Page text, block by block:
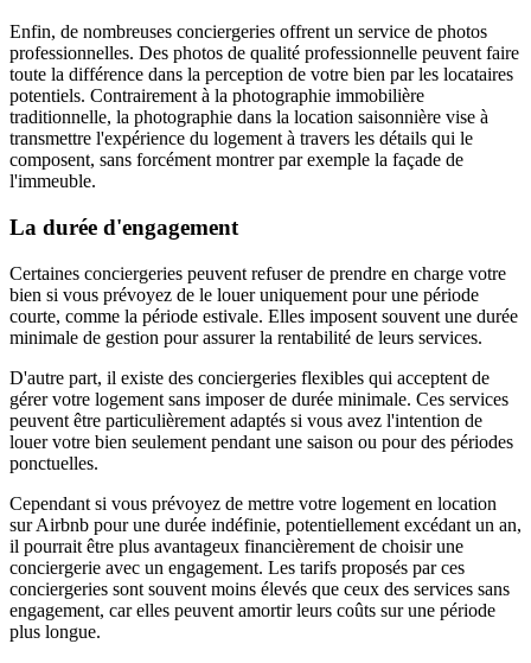
Enfin, de nombreuses conciergeries offrent un service de photos
professionnelles. Des photos de qualité professionnelle peuvent faire
toute la différence dans la perception de votre bien par les locataires
potentiels. Contrairement à la photographie immobilière
traditionnelle, la photographie dans la location saisonnière vise à
transmettre l'expérience du logement à travers les détails qui le
composent, sans forcément montrer par exemple la façade de
l'immeuble.
La durée d'engagement
Certaines conciergeries peuvent refuser de prendre en charge votre
bien si vous prévoyez de le louer uniquement pour une période
courte, comme la période estivale. Elles imposent souvent une durée
minimale de gestion pour assurer la rentabilité de leurs services.
D'autre part, il existe des conciergeries flexibles qui acceptent de
gérer votre logement sans imposer de durée minimale. Ces services
peuvent être particulièrement adaptés si vous avez l'intention de
louer votre bien seulement pendant une saison ou pour des périodes
ponctuelles.
Cependant si vous prévoyez de mettre votre logement en location
sur Airbnb pour une durée indéfinie, potentiellement excédant un an,
il pourrait être plus avantageux financièrement de choisir une
conciergerie avec un engagement. Les tarifs proposés par ces
conciergeries sont souvent moins élevés que ceux des services sans
engagement, car elles peuvent amortir leurs coûts sur une période
plus longue.